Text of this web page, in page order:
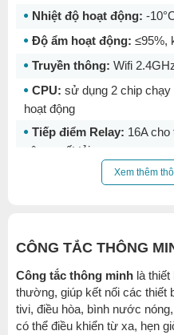
Nhiệt độ hoạt động: -
Độ ẩm hoạt động: ≤95%,
Truyền thông: Wifi
CPU: sử dụng 2 chip chạy
hoạt động
Tiếp điểm Relay: 16A cho
công suất tải
Công tắc
Đường kính nút cảm
Xuất xứ:Việt Nam
Xem thêm
CÔNG TẮC THÔNG
Công tắc thông minh là thiết
thường, giúp kết nối các thiết
tivi, điều hòa, bình nước
có thể điều khiển từ xa, hẹn